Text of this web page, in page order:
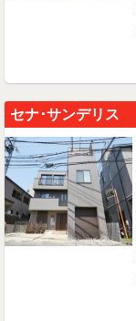
セナ･サンデリス